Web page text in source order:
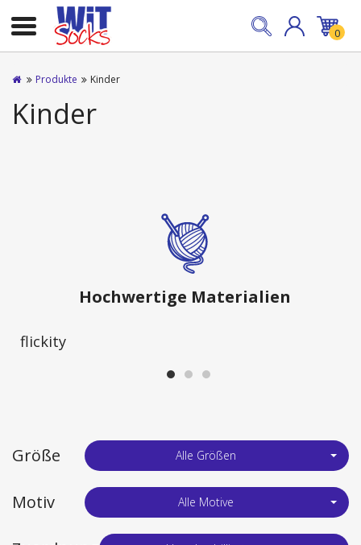
0
Produkte Kinder
Kinder
Hochwertige Materialien
Größe Alle Größen
Motiv Alle Motive